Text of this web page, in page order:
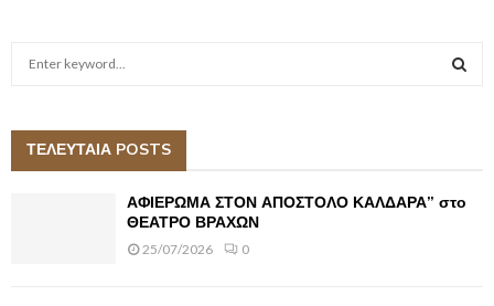
h
A
ΤΕΛΕΥΤΑΙΑ POSTS
ΑΦΙΕΡΩΜΑ ΣΤΟΝ ΑΠΟΣΤΟΛΟ ΚΑΛΔΑΡΑ” στο
ΘΕΑΤΡΟ ΒΡΑΧΩΝ
25/07/2026 0